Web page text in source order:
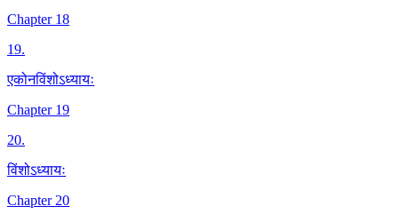
Chapter 18
19.
एकोनविंशोऽध्यायः
Chapter 19
20.
विंशोऽध्यायः
Chapter 20